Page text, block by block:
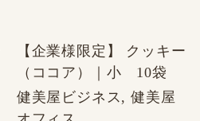
【企業様限定】 クッキー
（ココア）｜小 10袋
健美屋ビジネス, 健美屋